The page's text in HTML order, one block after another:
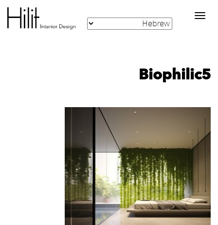
Toggle
navigation
Biophilic5